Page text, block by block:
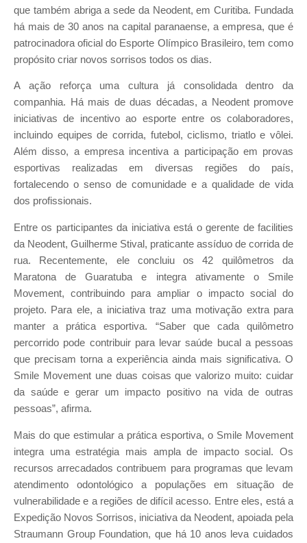
que também abriga a sede da Neodent, em Curitiba. Fundada
há mais de 30 anos na capital paranaense, a empresa, que é
patrocinadora oficial do Esporte Olímpico Brasileiro, tem como
propósito criar novos sorrisos todos os dias.
A ação reforça uma cultura já consolidada dentro da
companhia. Há mais de duas décadas, a Neodent promove
iniciativas de incentivo ao esporte entre os colaboradores,
incluindo equipes de corrida, futebol, ciclismo, triatlo e vôlei.
Além disso, a empresa incentiva a participação em provas
esportivas realizadas em diversas regiões do país,
fortalecendo o senso de comunidade e a qualidade de vida
dos profissionais.
Entre os participantes da iniciativa está o gerente de facilities
da Neodent, Guilherme Stival, praticante assíduo de corrida de
rua. Recentemente, ele concluiu os 42 quilômetros da
Maratona de Guaratuba e integra ativamente o Smile
Movement, contribuindo para ampliar o impacto social do
projeto. Para ele, a iniciativa traz uma motivação extra para
manter a prática esportiva. “Saber que cada quilômetro
percorrido pode contribuir para levar saúde bucal a pessoas
que precisam torna a experiência ainda mais significativa. O
Smile Movement une duas coisas que valorizo muito: cuidar
da saúde e gerar um impacto positivo na vida de outras
pessoas”, afirma.
Mais do que estimular a prática esportiva, o Smile Movement
integra uma estratégia mais ampla de impacto social. Os
recursos arrecadados contribuem para programas que levam
atendimento odontológico a populações em situação de
vulnerabilidade e a regiões de difícil acesso. Entre eles, está a
Expedição Novos Sorrisos, iniciativa da Neodent, apoiada pela
Straumann Group Foundation, que há 10 anos leva cuidados